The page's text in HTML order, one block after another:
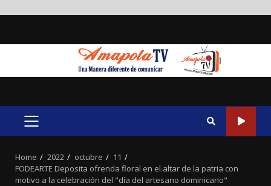
PRIMARY
Home 2022 octubre
11
FODEARTE Deposita ofrenda floral en el altar de la patria con
motivo a la celebración del "día del artesano dominicano"